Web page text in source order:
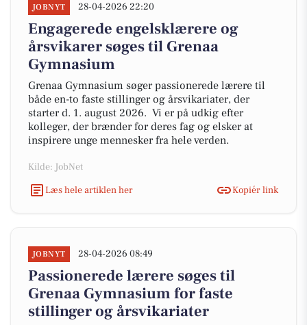
JOBNYT 28-04-2026 22:20
Engagerede engelsklærere og
årsvikarer søges til Grenaa
Gymnasium
Grenaa Gymnasium søger passionerede lærere til
både en-to faste stillinger og årsvikariater, der
starter d. 1. august 2026. Vi er på udkig efter
kolleger, der brænder for deres fag og elsker at
inspirere unge mennesker fra hele verden.
Kilde: JobNet
Læs hele artiklen her
Kopiér link
JOBNYT 28-04-2026 08:49
Passionerede lærere søges til
Grenaa Gymnasium for faste
stillinger og årsvikariater